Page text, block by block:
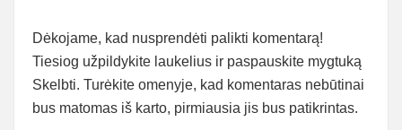
Dėkojame, kad nusprendėti palikti komentarą!
Tiesiog užpildykite laukelius ir paspauskite mygtuką
Skelbti. Turėkite omenyje, kad komentaras nebūtinai
bus matomas iš karto, pirmiausia jis bus patikrintas.